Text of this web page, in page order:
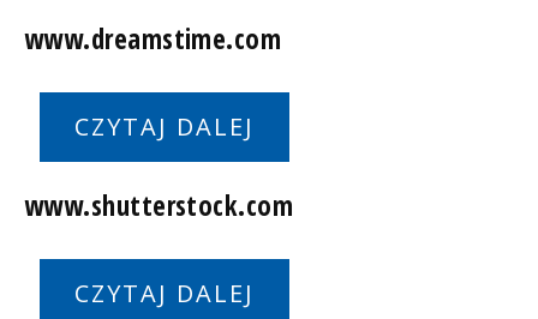
www.dreamstime.com
CZYTAJ DALEJ
www.shutterstock.com
CZYTAJ DALEJ